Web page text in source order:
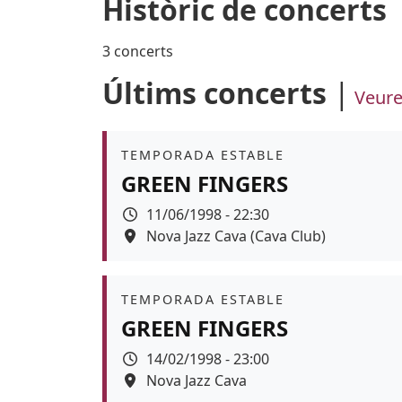
Històric de concerts
3 concerts
Últims concerts
Àmbit
TEMPORADA ESTABLE
GREEN FINGERS
Data
11/06/1998 - 22:30
Espai
Nova Jazz Cava (Cava Club)
Àmbit
TEMPORADA ESTABLE
GREEN FINGERS
Data
14/02/1998 - 23:00
Espai
Nova Jazz Cava